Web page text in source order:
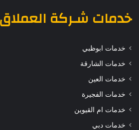
خدمات شـركة العملاق
خدمات ابوظبي
خدمات الشارقة
خدمات العين
خدمات الفجيرة
خدمات ام القيوين
خدمات دبي